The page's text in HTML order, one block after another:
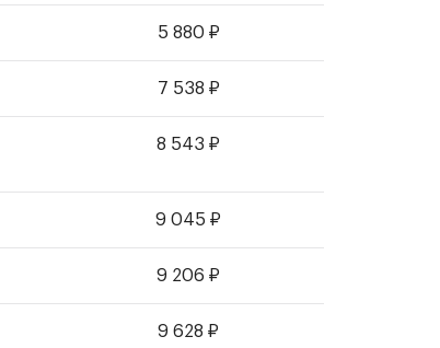
5 880 ₽
7 538 ₽
8 543 ₽
9 045 ₽
9 206 ₽
9 628 ₽